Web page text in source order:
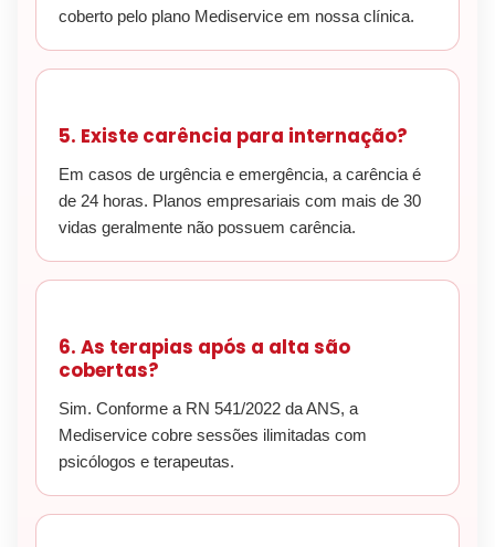
coberto pelo plano Mediservice em nossa clínica.
5. Existe carência para internação?
Em casos de urgência e emergência, a carência é
de 24 horas. Planos empresariais com mais de 30
vidas geralmente não possuem carência.
6. As terapias após a alta são
cobertas?
Sim. Conforme a RN 541/2022 da ANS, a
Mediservice cobre sessões ilimitadas com
psicólogos e terapeutas.